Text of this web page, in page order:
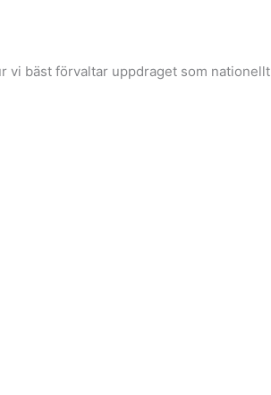
vi bäst förvaltar uppdraget som nationellt